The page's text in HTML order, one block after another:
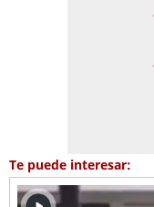
Te puede interesar: